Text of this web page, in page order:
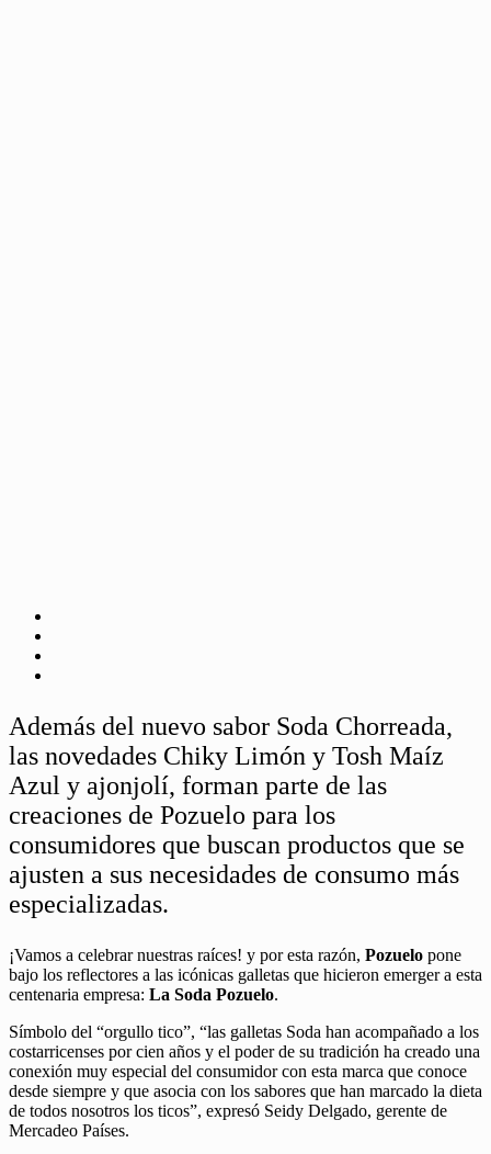
Además del nuevo sabor Soda Chorreada,
las novedades Chiky Limón y Tosh Maíz
Azul y ajonjolí, forman parte de las
creaciones de Pozuelo para los
consumidores que buscan productos que se
ajusten a sus necesidades de consumo más
especializadas.
¡Vamos a celebrar nuestras raíces! y por esta razón, Pozuelo pone
bajo los reflectores a las icónicas galletas que hicieron emerger a esta
centenaria empresa: La Soda Pozuelo.
Símbolo del “orgullo tico”, “las galletas Soda han acompañado a los
costarricenses por cien años y el poder de su tradición ha creado una
conexión muy especial del consumidor con esta marca que conoce
desde siempre y que asocia con los sabores que han marcado la dieta
de todos nosotros los ticos”, expresó Seidy Delgado, gerente de
Mercadeo Países.